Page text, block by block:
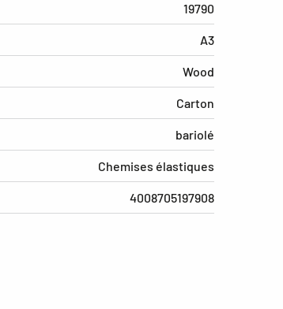
19790
A3
Wood
Carton
bariolé
Chemises élastiques
4008705197908